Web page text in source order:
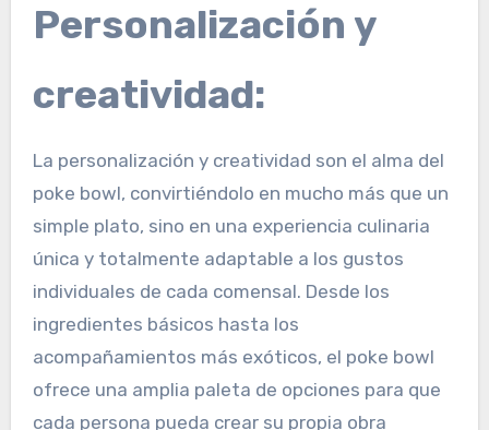
Personalización y
creatividad:
La personalización y creatividad son el alma del
poke bowl, convirtiéndolo en mucho más que un
simple plato, sino en una experiencia culinaria
única y totalmente adaptable a los gustos
individuales de cada comensal. Desde los
ingredientes básicos hasta los
acompañamientos más exóticos, el poke bowl
ofrece una amplia paleta de opciones para que
cada persona pueda crear su propia obra